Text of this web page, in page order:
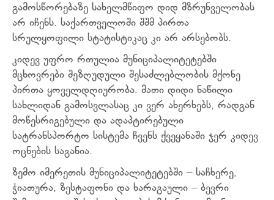
გამოსწორებაზე სახელმწიფო დიდ მზრუნველობას
არ იჩენს. საქართველოში შშმ პირთა
სრულყოფილი სტატისტიკაც კი არ არსებობს.
კიდევ უფრო რთულია მუნიციპალიტეტებში
მცხოვრები შეზღუდული შესაძლებლობის მქონე
პირთა ყოველდღიურობა. მათი დიდი ნაწილი
სახლიდან გამოსვლასაც კი ვერ ახერხებს, რადგან
მოწესრიგებული და ადაპტირებული
სატრანსპორტო სისტემა ჩვენს ქვეყანაში ჯერ კიდევ
ოცნების საგანია.
ზემო იმერეთის მუნიციპალიტეტებში – საჩხერე,
ჭიათურა, ზესტაფონი და ხარაგაული – ბევრი